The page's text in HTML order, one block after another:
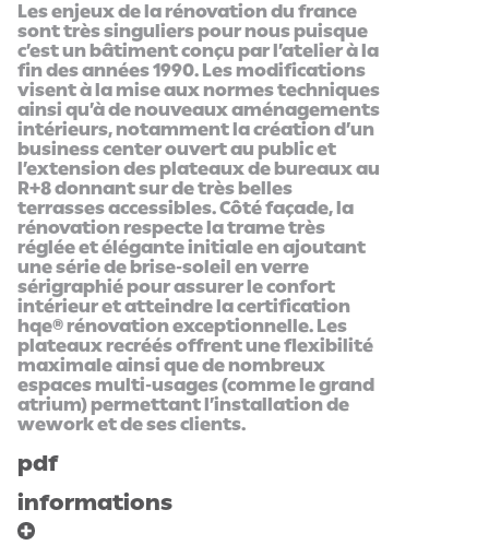
Les enjeux de la rénovation du france
sont très singuliers pour nous puisque
c’est un bâtiment conçu par l’atelier à la
fin des années 1990. Les modifications
visent à la mise aux normes techniques
ainsi qu’à de nouveaux aménagements
intérieurs, notamment la création d’un
business center ouvert au public et
l’extension des plateaux de bureaux au
R+8 donnant sur de très belles
terrasses accessibles. Côté façade, la
rénovation respecte la trame très
réglée et élégante initiale en ajoutant
une série de brise-soleil en verre
sérigraphié pour assurer le confort
intérieur et atteindre la certification
hqe® rénovation exceptionnelle. Les
plateaux recréés offrent une flexibilité
maximale ainsi que de nombreux
espaces multi-usages (comme le grand
atrium) permettant l’installation de
wework et de ses clients.
pdf
informations